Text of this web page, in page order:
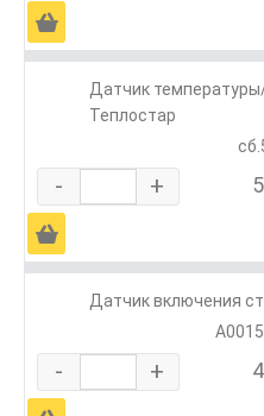
Ä
Датчик
Теплостар
- +
Ä
Датчик включения
- +